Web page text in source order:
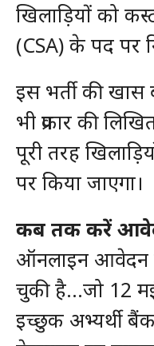
खिलाड़ियों को
(CSA) के पद पर
इस भर्ती की
भी प्रकार की
पूरी तरह
पर किया जाएगा।
कब तक करें
ऑनलाइन आवेदन
चुकी है…जो 12
इच्छुक अभ्यर्थी